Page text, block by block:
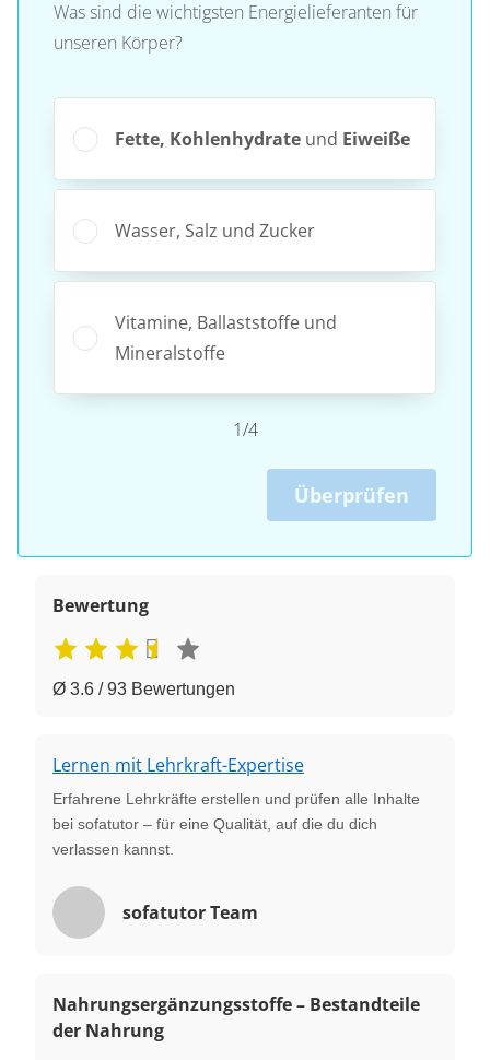
Was sind die wichtigsten Energielieferanten für
unseren Körper?
Fette, Kohlenhydrate und Eiweiße
Wasser, Salz und Zucker
Vitamine, Ballaststoffe und
Mineralstoffe
1/4
Überprüfen
Bewertung
Ø 3.6 / 93 Bewertungen
Lernen mit Lehrkraft-Expertise
Erfahrene Lehrkräfte erstellen und prüfen alle Inhalte
bei sofatutor – für eine Qualität, auf die du dich
verlassen kannst.
sofatutor Team
Nahrungsergänzungsstoffe – Bestandteile
der Nahrung